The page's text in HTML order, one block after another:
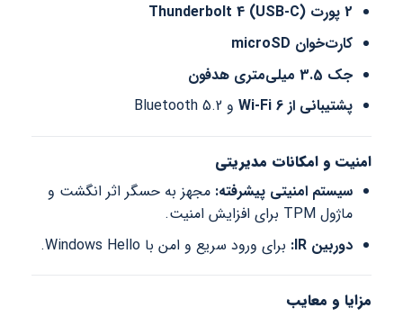
2 پورت Thunderbolt 4 (USB-C)
کارت‌خوان microSD
جک 3.5 میلی‌متری هدفون
پشتیبانی از Wi-Fi 6
و Bluetooth 5.2
امنیت و امکانات مدیریتی
سیستم امنیتی پیشرفته: مجهز به حسگر اثر انگشت و
ماژول TPM برای افزایش امنیت.
دوربین IR:
برای ورود سریع و امن با Windows Hello.
مزایا و معایب